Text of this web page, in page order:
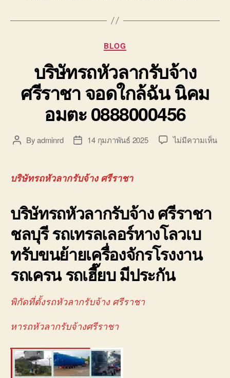
Categories
BLOG
บริษัทรถหัวลากรับจ้าง
ศรีราชา จอดใกล้ฉัน นิคม
อมตะ 0888000456
PostByadminrd
Post14 กุมภาพันธ์ 2025 ไม่มีความเห็นบน
บริษัทรถหัวลากรับจ้าง ศรีราชา
บริษัทรถหัวลากรับจ้าง ศรีราชา
ชลบุรี รถเทรลเลอร์หางโลวเบ
ทรับขนย้ายเครื่องจักรโรงงาน
รถเครน รถเฮี๊ยบ มีประกัน
พิกัดที่ตั้งรถหัวลากรับจ้าง ศรีราชา
หารถหัวลากรับจ้างศรีราชา